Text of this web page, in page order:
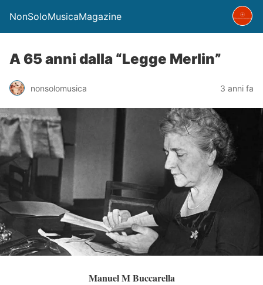
NonSoloMusicaMagazine
A 65 anni dalla “Legge Merlin”
nonsolomusica 3 anni fa
Manuel M Buccarella